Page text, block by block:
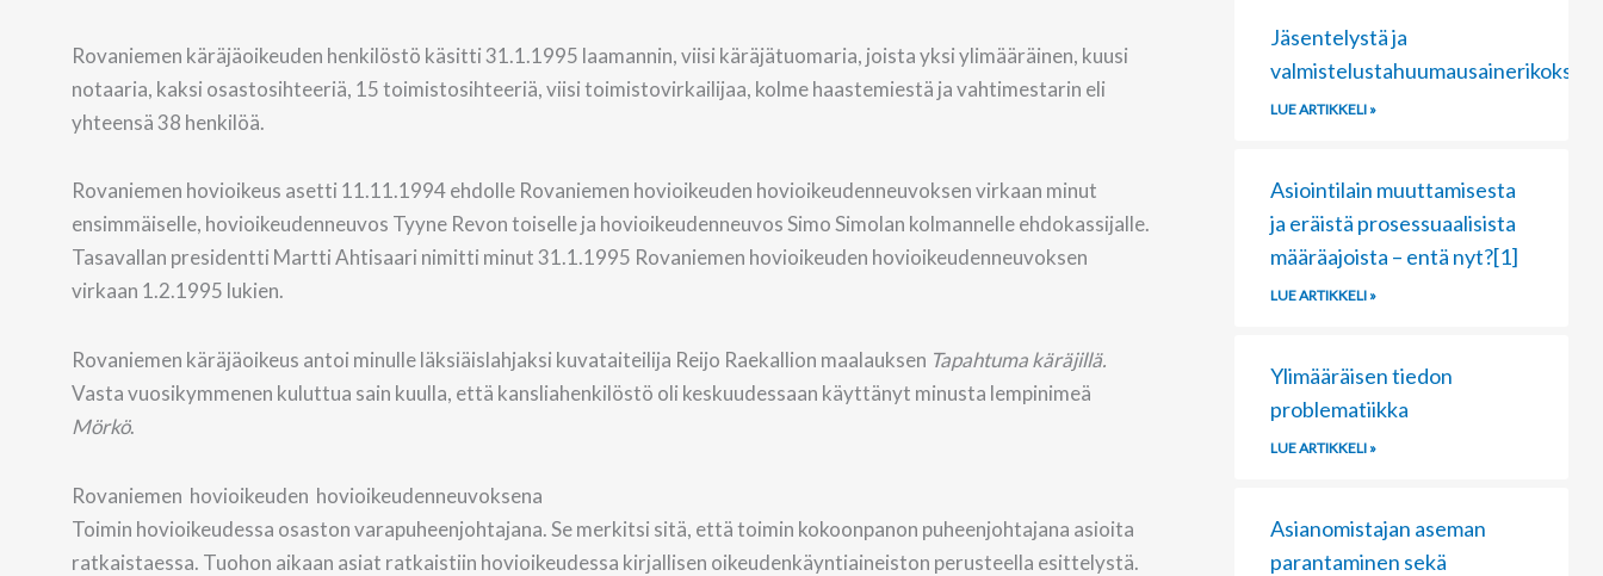
Rovaniemen käräjäoikeuden henkilöstö käsitti 31.1.1995 laamannin, viisi käräjätuomaria, joista yksi ylimääräinen, kuusi
notaaria, kaksi osastosihteeriä, 15 toimistosihteeriä, viisi toimistovirkailijaa, kolme haastemiestä ja vahtimestarin eli
yhteensä 38 henkilöä.
Rovaniemen hovioikeus asetti 11.11.1994 ehdolle Rovaniemen hovioikeuden hovioikeudenneuvoksen virkaan minut
ensimmäiselle, hovioikeudenneuvos Tyyne Revon toiselle ja hovioikeudenneuvos Simo Simolan kolmannelle ehdokassijalle.
Tasavallan presidentti Martti Ahtisaari nimitti minut 31.1.1995 Rovaniemen hovioikeuden hovioikeudenneuvoksen
virkaan 1.2.1995 lukien.
Rovaniemen käräjäoikeus antoi minulle läksiäislahjaksi kuvataiteilija Reijo Raekallion maalauksen Tapahtuma käräjillä.
Vasta vuosikymmenen kuluttua sain kuulla, että kansliahenkilöstö oli keskuudessaan käyttänyt minusta lempinimeä
Mörkö.
Rovaniemen hovioikeuden hovioikeudenneuvoksena
Toimin hovioikeudessa osaston varapuheenjohtajana. Se merkitsi sitä, että toimin kokoonpanon puheenjohtajana asioita
ratkaistaessa. Tuohon aikaan asiat ratkaistiin hovioikeudessa kirjallisen oikeudenkäyntiaineiston perusteella esittelystä.
Jäsentelystä ja
LUE ARTIKKELI »
Asiointilain muuttamisesta
ja eräistä prosessuaalisista
määräajoista – entä nyt?[1]
LUE ARTIKKELI »
Ylimääräisen tiedon
problematiikka
LUE ARTIKKELI »
Asianomistajan aseman
parantaminen sekä